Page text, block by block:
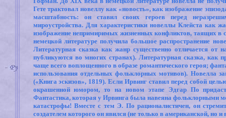
Гете трактовал новеллу как «новость», как изображение
масштабность: он ставил своих героев перед
мироустройства. Для характеристики новеллы Клейста как
изображение непримиримых жизненных конфликтов, таящих в
немецкой литературе получила большое распространение
Литературная сказка как жанр существенно отличается
публикуются во многих странах). Литературная сказка, как
чаще всего воплощенного в образе романтического героя;
использования отдельных фольклорных мотивов). Новелла
(«Книга эскизов», 1819). Если Ирвинг ставил перед собой
окрашенной юмором, то на новом этапе Эдгар По придаст
Фантастика, которая у Ирвинга была навеяна фольклорными
катастрофы! Вместе с тем Э. По рационалистичен, он
создателем которого он явился (не только в американской, но и